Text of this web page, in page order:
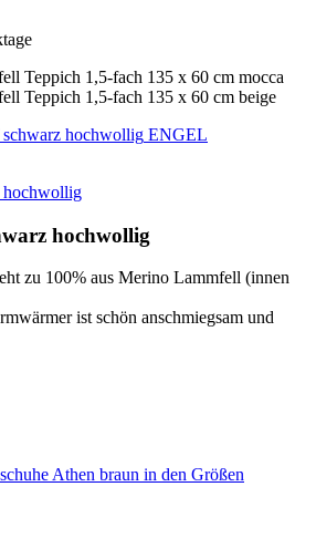
ENGEL
hochwollig
zu 100% aus Merino Lammfell (innen
ist schön anschmiegsam und